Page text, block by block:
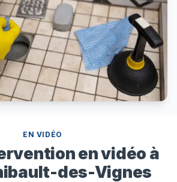
EN VIDÉO
en vidéo à
des-Vignes